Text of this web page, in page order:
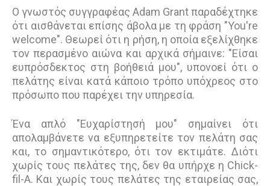
Ο γνωστός συγγραφέας Adam Grant παραδέχτηκε
ότι αισθάνεται επίσης άβολα με τη φράση "You're
welcome". Θεωρεί ότι η ρήση, η οποία εξελίχθηκε
τον περασμένο αιώνα και αρχικά σήμαινε: "Είσαι
ευπρόσδεκτος στη βοήθειά μου", υπονοεί ότι ο
πελάτης είναι κατά κάποιο τρόπο υπόχρεος στο
πρόσωπο που παρέχει την υπηρεσία.
Ένα απλό "Ευχαρίστησή μου" σημαίνει ότι
απολαμβάνετε να εξυπηρετείτε τον πελάτη σας
και, το σημαντικότερο, ότι τον εκτιμάτε. Διότι
χωρίς τους πελάτες της, δεν θα υπήρχε η Chick-
fil-A. Και χωρίς τους πελάτες της εταιρείας σας,